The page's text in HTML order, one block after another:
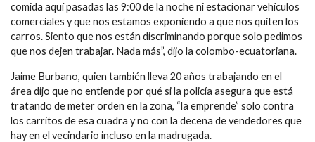
comida aquí pasadas las 9:00 de la noche ni estacionar vehículos
comerciales y que nos estamos exponiendo a que nos quiten los
carros. Siento que nos están discriminando porque solo pedimos
que nos dejen trabajar. Nada más”, dijo la colombo-ecuatoriana.
Jaime Burbano, quien también lleva 20 años trabajando en el
área dijo que no entiende por qué si la policía asegura que está
tratando de meter orden en la zona, “la emprende” solo contra
los carritos de esa cuadra y no con la decena de vendedores que
hay en el vecindario incluso en la madrugada.